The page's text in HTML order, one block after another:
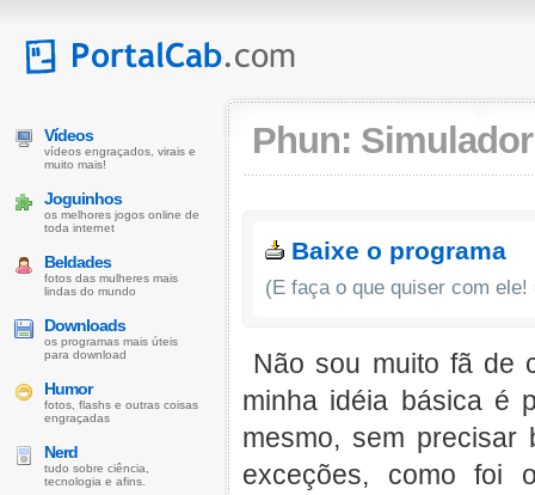
Phun:
Baixe o programa
(E faça o que quiser com ele!
Não sou muito fã de
minha idéia básica é
mesmo, sem
exceções, como
Vídeos
vídeos engraçados, virais e
muito mais!
Joguinhos
os melhores jogos online de
toda internet
Beldades
fotos das mulheres mais
lindas do mundo
Downloads
os programas mais úteis
para download
Humor
fotos, flashs e outras coisas
engraçadas
Nerd
tudo sobre ciência,
tecnologia e afins.